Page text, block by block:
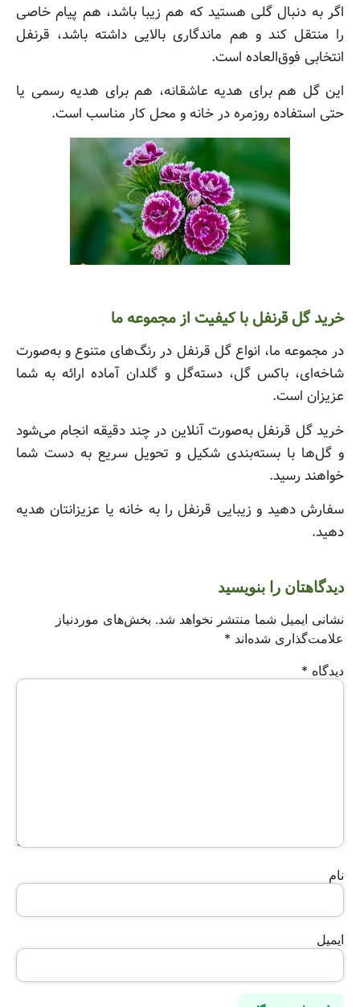
اگر به دنبال گلی هستید که هم زیبا باشد، هم پیام خاصی
را منتقل کند و هم ماندگاری بالایی داشته باشد، قرنفل
انتخابی فوق‌العاده است.
این گل هم برای هدیه عاشقانه، هم برای هدیه رسمی یا
حتی استفاده روزمره در خانه و محل کار مناسب است.
خرید گل قرنفل با کیفیت از مجموعه ما
در مجموعه ما، انواع گل قرنفل در رنگ‌های متنوع و به‌صورت
شاخه‌ای، باکس گل، دسته‌گل و گلدان آماده ارائه به شما
عزیزان است.
خرید گل قرنفل به‌صورت آنلاین در چند دقیقه انجام می‌شود
و گل‌ها با بسته‌بندی شکیل و تحویل سریع به دست شما
خواهند رسید.
سفارش دهید و زیبایی قرنفل را به خانه یا عزیزانتان هدیه
دهید.
دیدگاهتان را بنویسید
نشانی ایمیل شما منتشر نخواهد شد. بخش‌های موردنیاز
علامت‌گذاری شده‌اند *
دیدگاه *
نام
ایمیل